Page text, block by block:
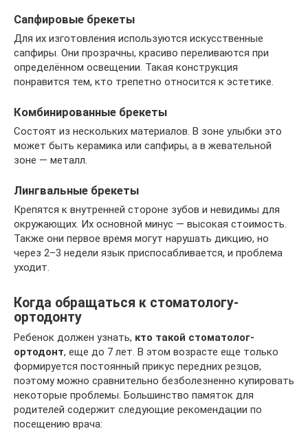
Сапфировые брекеты
Для их изготовления используются искусственные
сапфиры. Они прозрачны, красиво переливаются при
определённом освещении. Такая конструкция
понравится тем, кто трепетно относится к эстетике.
Комбинированные брекеты
Состоят из нескольких материалов. В зоне улыбки это
может быть керамика или сапфиры, а в жевательной
зоне — металл.
Лингвальные брекеты
Крепятся к внутренней стороне зубов и невидимы для
окружающих. Их основной минус — высокая стоимость.
Также они первое время могут нарушать дикцию, но
через 2–3 недели язык приспосабливается, и проблема
уходит.
Когда обращаться к стоматологу-
ортодонту
Ребенок должен узнать, кто такой стоматолог-
ортодонт, еще до 7 лет. В этом возрасте еще только
формируется постоянный прикус передних резцов,
поэтому можно сравнительно безболезненно купировать
некоторые проблемы. Большинство памяток для
родителей содержит следующие рекомендации по
посещению врача: